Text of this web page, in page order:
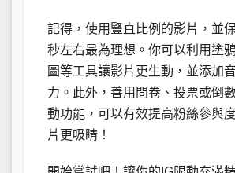
記得，使用豎直比例的影片，並
秒左右最為理想。你可以利用塗
圖等工具讓影片更生動，並添加
力。此外，善用問卷、投票或倒
動功能，可以有效提高粉絲參與
片更吸睛！